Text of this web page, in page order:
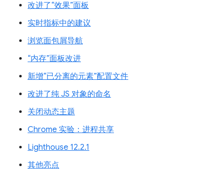
改进了“效果”面板
实时指标中的建议
浏览面包屑导航
“内存”面板改进
新增“已分离的元素”配置文件
改进了纯 JS 对象的命名
关闭动态主题
Chrome 实验：进程共享
Lighthouse 12.2.1
其他亮点